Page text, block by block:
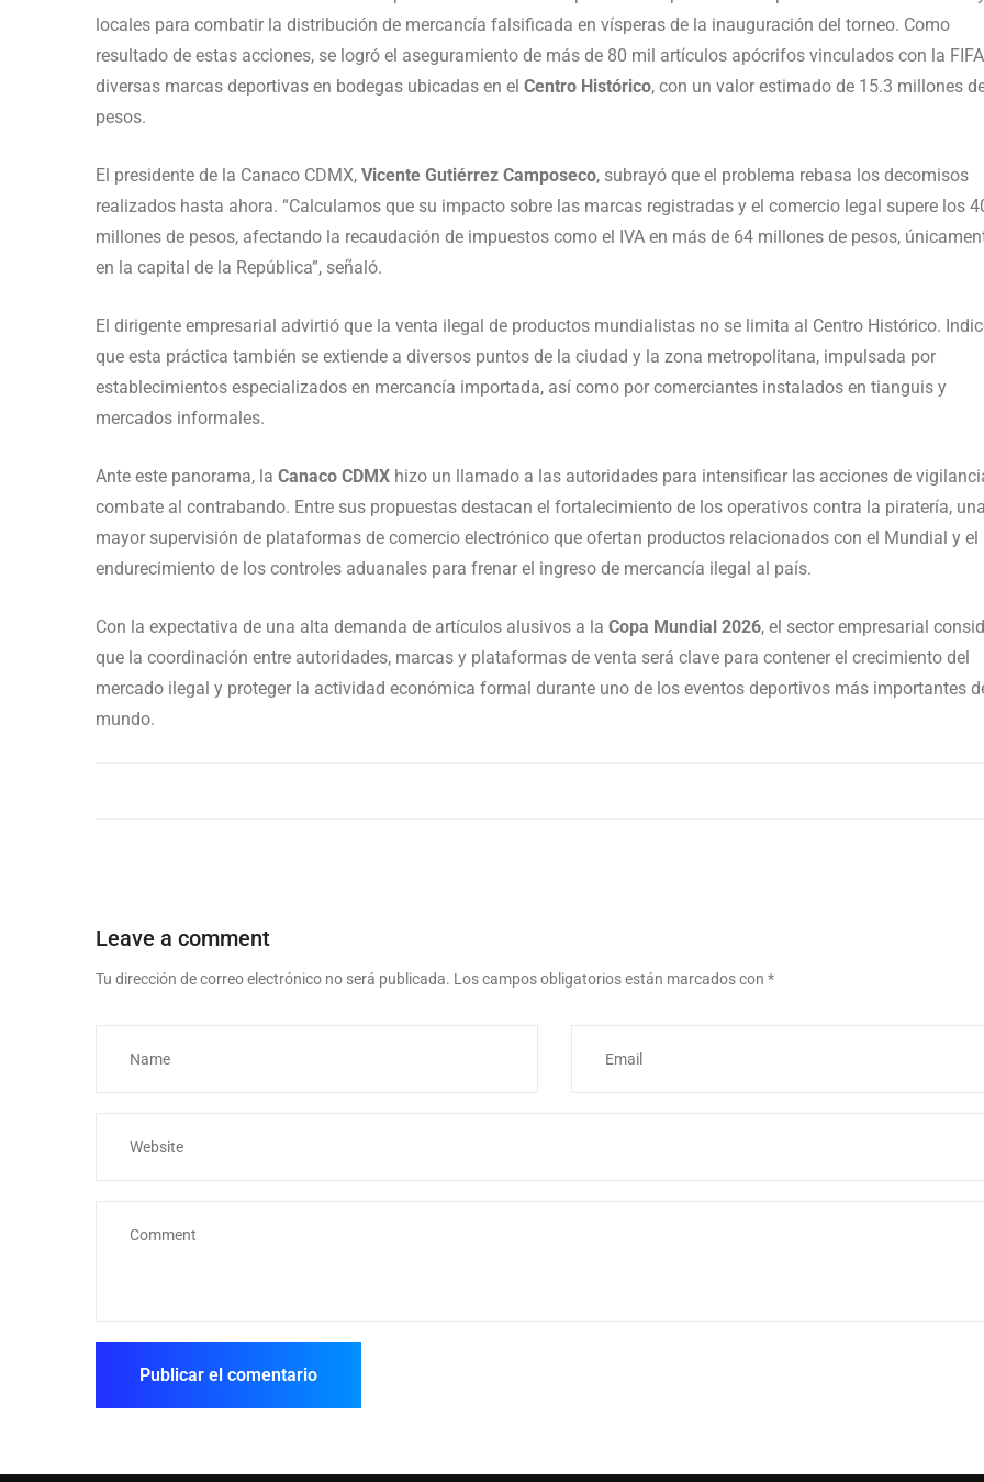
locales para combatir la distribución de mercancía falsificada en vísperas de la inauguración del torneo. Como
resultado de estas acciones, se logró el aseguramiento de más de 80 mil artículos apócrifos vinculados con la
diversas marcas deportivas en bodegas ubicadas en el Centro Histórico, con un valor estimado de 15.3 millones
pesos.
El presidente de la Canaco CDMX, Vicente Gutiérrez Camposeco, subrayó que el problema rebasa los decomisos
realizados hasta ahora. “Calculamos que su impacto sobre las marcas registradas y el comercio legal supere los
millones de pesos, afectando la recaudación de impuestos como el IVA en más de 64 millones de pesos,
en la capital de la República”, señaló.
El dirigente empresarial advirtió que la venta ilegal de productos mundialistas no se limita al Centro Histórico.
que esta práctica también se extiende a diversos puntos de la ciudad y la zona metropolitana, impulsada por
establecimientos especializados en mercancía importada, así como por comerciantes instalados en tianguis y
mercados informales.
Ante este panorama, la Canaco CDMX hizo un llamado a las autoridades para intensificar las acciones de
combate al contrabando. Entre sus propuestas destacan el fortalecimiento de los operativos contra la piratería, una
mayor supervisión de plataformas de comercio electrónico que ofertan productos relacionados con el Mundial y el
endurecimiento de los controles aduanales para frenar el ingreso de mercancía ilegal al país.
Con la expectativa de una alta demanda de artículos alusivos a la Copa Mundial 2026, el sector empresarial
que la coordinación entre autoridades, marcas y plataformas de venta será clave para contener el crecimiento del
mercado ilegal y proteger la actividad económica formal durante uno de los eventos deportivos más importantes
mundo.
Leave a comment
Tu dirección de correo electrónico no será publicada. Los campos obligatorios están marcados con *